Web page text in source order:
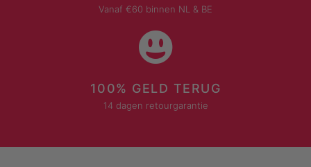
Vanaf €60 binnen NL & BE
100% GELD TERUG
14 dagen retourgarantie